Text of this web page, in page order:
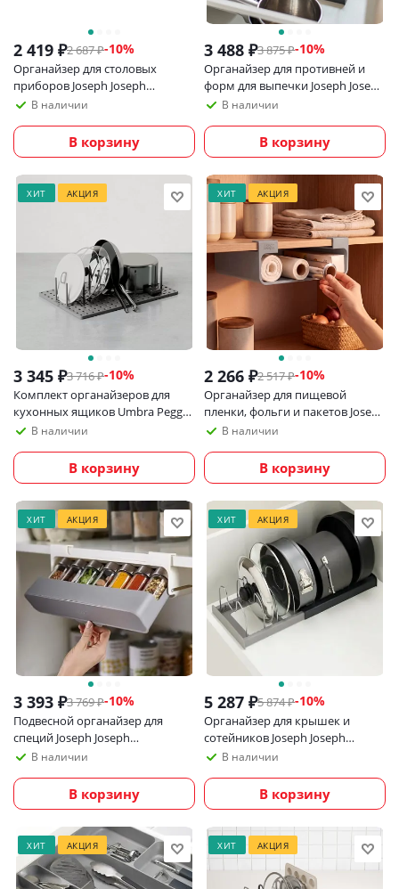
2 419 ₽2 687₽-10%
Органайзер для столовых
приборов Joseph Joseph
DrawerStore, светло-серый
В наличии
В корзину
3 488 ₽3 875₽-10%
Органайзер для противней и
форм для выпечки Joseph Joseph
Drawerstore
В наличии
В корзину
ХИТ АКЦИЯ
3 345 ₽3 716₽-10%
Комплект органайзеров для
кухонных ящиков Umbra Peggy,
серыйВ наличии
В корзину
ХИТ АКЦИЯ
2 266 ₽2 517₽-10%
Органайзер для пищевой
пленки, фольги и пакетов Joseph
Joseph CupboardStore, серый
В наличии
В корзину
ХИТ АКЦИЯ
3 393 ₽3 769₽-10%
Подвесной органайзер для
специй Joseph Joseph
CupboardStore
В наличии
В корзину
ХИТ АКЦИЯ
5 287 ₽5 874₽-10%
Органайзер для крышек и
сотейников Joseph Joseph
Drawerstore раздвижной
В наличии
В корзину
ХИТ АКЦИЯ ХИТ АКЦИЯ